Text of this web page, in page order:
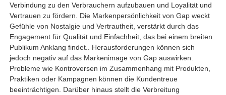
Verbindung zu den Verbrauchern aufzubauen und Loyalität und
Vertrauen zu fördern. Die Markenpersönlichkeit von Gap weckt
Gefühle von Nostalgie und Vertrautheit, verstärkt durch das
Engagement für Qualität und Einfachheit, das bei einem breiten
Publikum Anklang findet.
. Herausforderungen können sich
jedoch negativ auf das Markenimage von Gap auswirken.
Probleme wie Kontroversen im Zusammenhang mit Produkten,
Praktiken oder Kampagnen können die Kundentreue
beeinträchtigen . Darüber hinaus stellt die Verbreitung